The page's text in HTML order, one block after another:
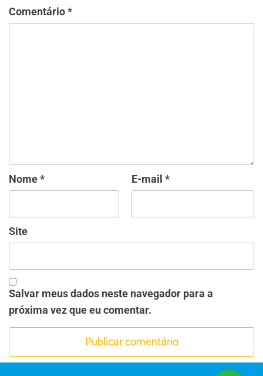
Comentário*
Nome* E-mail *
Site
Salvar meus dados neste navegador para a
próxima vez que eu comentar.